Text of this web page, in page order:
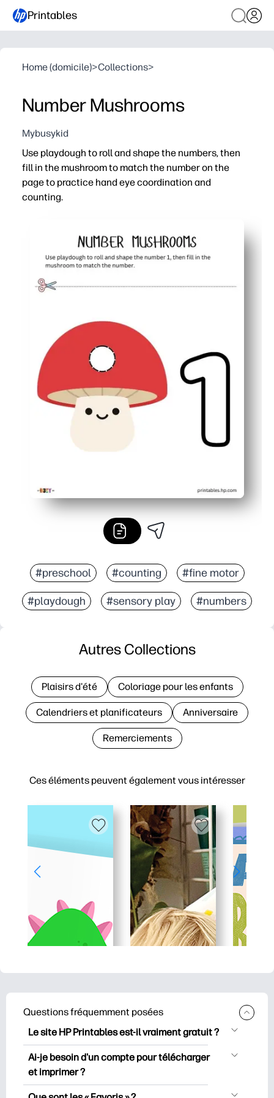
Printables
Home (domicile)>Collections>
Number Mushrooms
Mybusykid
Use playdough to roll and shape the numbers, then
fill in the mushroom to match the number on the
page to practice hand eye coordination and
counting.
#preschool #counting #fine motor
#playdough #sensory play #numbers
Ces éléments peuvent également vous intéresser
Autres Collections
Plaisirs d'été Coloriage pour les enfants
Calendriers et planificateurs Anniversaire
Remerciements
Questions fréquemment posées
Le site HP Printables est-il vraiment gratuit ?
HP Printables propose plus de 2500
documents imprimables gratuits à
télécharger et à imprimer. Découvrez
Ai-je besoin d'un compte pour télécharger
et imprimer ?
Vous pouvez explorer et imprimer sans